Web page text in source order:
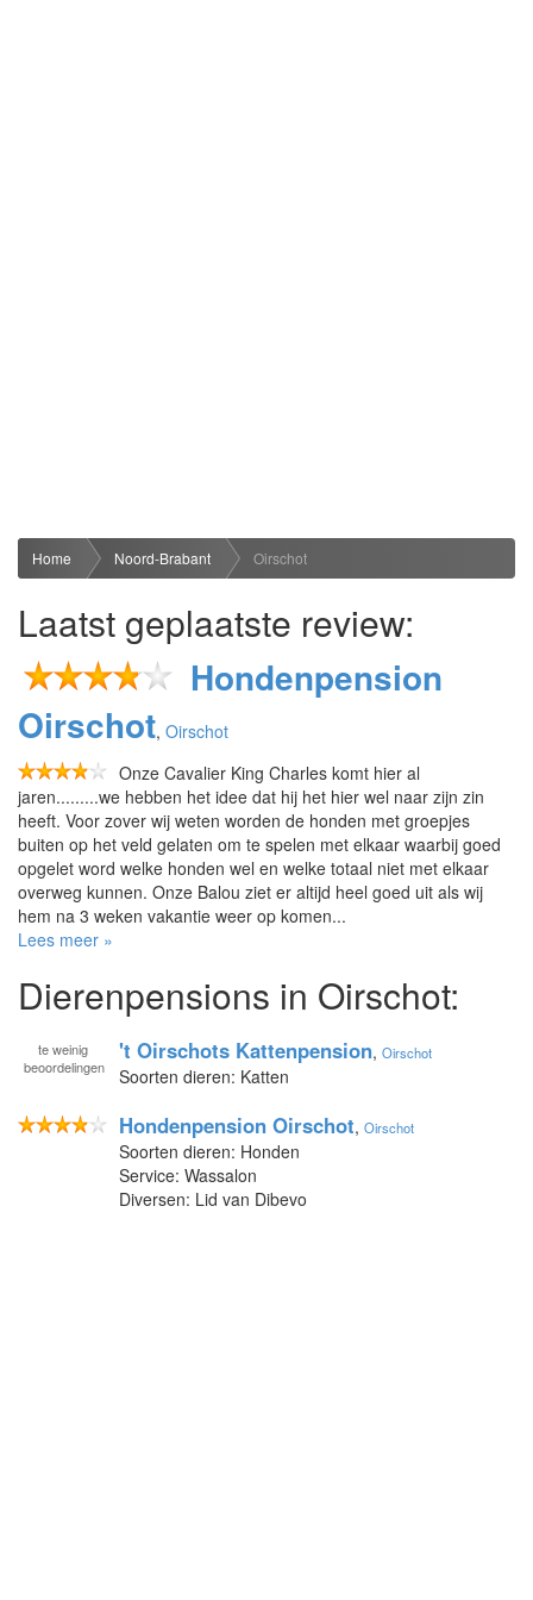
Home Noord-Brabant Oirschot
Laatst geplaatste review:
Hondenpension
Oirschot, Oirschot
Onze Cavalier King Charles komt hier al
jaren.........we hebben het idee dat hij het hier wel naar zijn zin
heeft. Voor zover wij weten worden de honden met groepjes
buiten op het veld gelaten om te spelen met elkaar waarbij goed
opgelet word welke honden wel en welke totaal niet met elkaar
overweg kunnen. Onze Balou ziet er altijd heel goed uit als wij
hem na 3 weken vakantie weer op komen...
Lees meer »
Dierenpensions in Oirschot:
te weinig
beoordelingen
't Oirschots Kattenpension, Oirschot
Soorten dieren: Katten
Hondenpension Oirschot, Oirschot
Soorten dieren: Honden
Service: Wassalon
Diversen: Lid van Dibevo